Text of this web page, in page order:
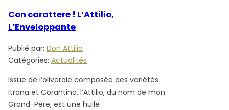
Con carattere ! L’Attilio,
L’Enveloppante
Publié par: Don Attilio
Catégories: Actualités
Issue de l’oliveraie composée des variétés
Itrana et Corantina, l’Attilio, du nom de mon
Grand-Père, est une huile